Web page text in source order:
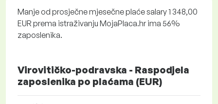
Manje od prosječne mjesečne plaće salary 1 348,00
EUR prema istraživanju MojaPlaca.hr ima 56%
zaposlenika.
Virovitičko-podravska - Raspodjela
zaposlenika po plaćama (EUR)